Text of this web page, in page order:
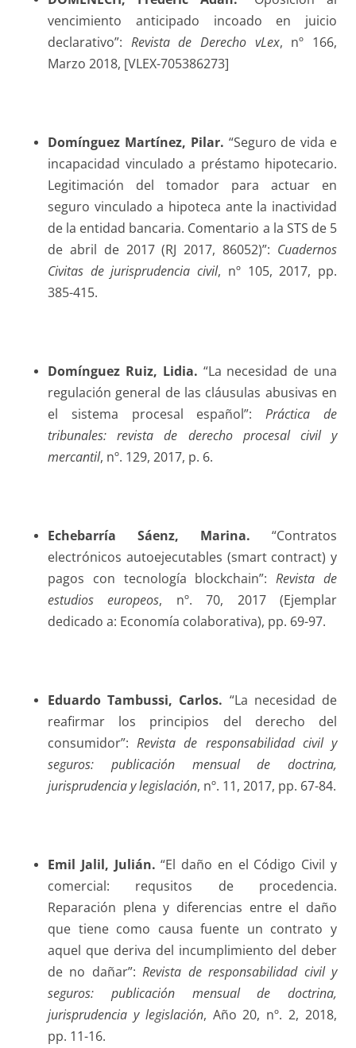
vencimiento anticipado incoado en juicio
declarativo”: Revista de Derecho vLex, nº 166,
Marzo 2018, [VLEX-705386273]
Domínguez Martínez, Pilar. “Seguro de vida e
incapacidad vinculado a préstamo hipotecario.
Legitimación del tomador para actuar en
seguro vinculado a hipoteca ante la inactividad
de la entidad bancaria. Comentario a la STS de 5
de abril de 2017 (RJ 2017, 86052)”: Cuadernos
Civitas de jurisprudencia civil, nº 105, 2017, pp.
385-415.
Domínguez Ruiz, Lidia. “La necesidad de una
regulación general de las cláusulas abusivas en
el sistema procesal español”:Práctica de
tribunales: revista de derecho procesal civil y
mercantil, nº. 129, 2017, p. 6.
Echebarría Sáenz, Marina. “Contratos
electrónicos autoejecutables (smart contract) y
pagos con tecnología blockchain”:Revista de
estudios europeos, nº. 70, 2017 (Ejemplar
dedicado a: Economía colaborativa), pp. 69-97.
Eduardo Tambussi, Carlos. “La necesidad de
reafirmar los principios del derecho del
consumidor”:Revista de responsabilidad civil y
seguros: publicación mensual de doctrina,
jurisprudencia y legislación, nº. 11, 2017, pp. 67-84.
Emil Jalil, Julián. “El daño en el Código Civil y
comercial: requsitos de procedencia.
Reparación plena y diferencias entre el daño
que tiene como causa fuente un contrato y
aquel que deriva del incumplimiento del deber
de no dañar”:Revista de responsabilidad civil y
seguros: publicación mensual de doctrina,
jurisprudencia y legislación, Año 20, nº. 2, 2018,
pp. 11-16.